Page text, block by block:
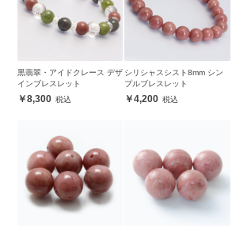
黒翡翠・アイドクレース デザ
インブレスレット
8,300
シリシャスシスト8mm シン
プルブレスレット
4,200